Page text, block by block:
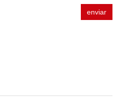
enviar